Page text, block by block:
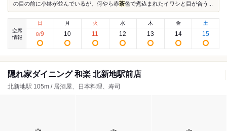
の目の前に小鉢が並んでいるが、何やら赤茶色で煮込まれたイワシと目が合う...
空席
情報
日
8/9
月
10
火
11
水
12
木
13
金
14
土
15
隠れ家ダイニング 和楽 北新地駅前店
北新地駅 105m / 居酒屋、日本料理、寿司